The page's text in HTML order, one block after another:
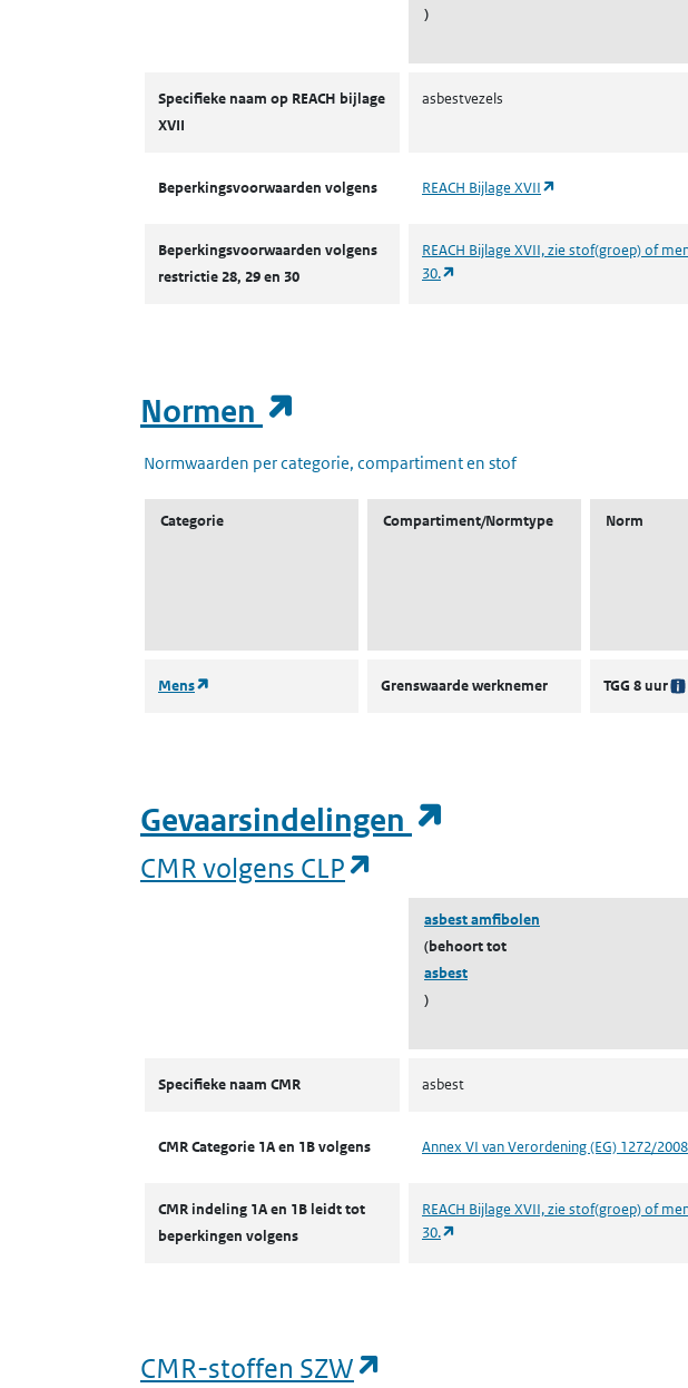
)
Specifieke naam op REACH bijlage
XVII
asbestvezels
Beperkingsvoorwaarden volgens REACH Bijlage XVII
Beperkingsvoorwaarden volgens
restrictie 28, 29 en 30
REACH Bijlage XVII, zie stof(groep) of
30.
Normen
Normwaarden per categorie, compartiment en stof
Categorie Compartiment/Normtype Norm
Mens (opent in een nieuw tabblad)Grenswaarde werknemer TGG 8 uur
Gevaarsindelingen
CMR volgens CLP
asbest amfibolen
(behoort tot
asbest
)
Specifieke naam CMR asbest
CMR Categorie 1A en 1B volgens Annex VI van Verordening (EG) 1272/2008
CMR indeling 1A en 1B leidt tot
beperkingen volgens
REACH Bijlage XVII, zie stof(groep) of
30.
CMR-stoffen SZW